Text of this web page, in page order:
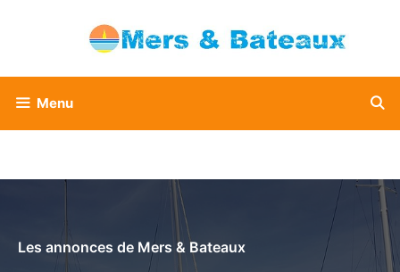
Menu
Les annonces de Mers & Bateaux